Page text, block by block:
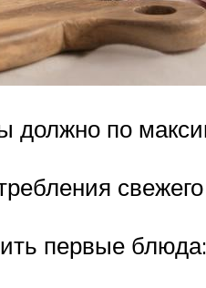
по
первые